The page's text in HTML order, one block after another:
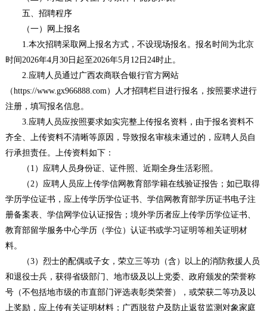
五、招聘程序
（一）网上报名
1.本次招聘采取网上报名方式，不设现场报名。报名时间为北京
时间2026年4月30日起至2026年5月12日24时止。
2.应聘人员通过广西农商联合银行官方网站
（https://www.gx966888.com）人才招聘栏目进行报名，按照要求进行
注册，填写报名信息。
3.应聘人员应按照要求如实完整上传报名资料，由于报名资料不
齐全、上传资料不清晰等原因，导致报名审核未通过的，应聘人员自
行承担责任。上传资料如下：
（1）应聘人员身份证、证件照、近期全身生活彩照。
（2）应聘人员应上传学信网教育部学籍在线验证报告；如已取得
学历学位证书，应上传学历学位证书、学信网教育部学历证书电子注
册备案表、学信网学位认证报告；境外学历者应上传学历学位证书、
教育部留学服务中心学历（学位）认证书或学习证明等相关证明材
料。
（3）烈士的配偶或子女，荣立三等功（含）以上的消防救援人员
和退役士兵，获得省级部门、地市级及以上党委、政府颁发的荣誉称
号（不包括地市级的市直部门评选表彰类荣誉），或荣获二等功及以
上奖励，应上传有关证明材料；广西脱贫户及防止返贫监测对象家庭